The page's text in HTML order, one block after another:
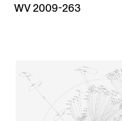
WV 2009-263